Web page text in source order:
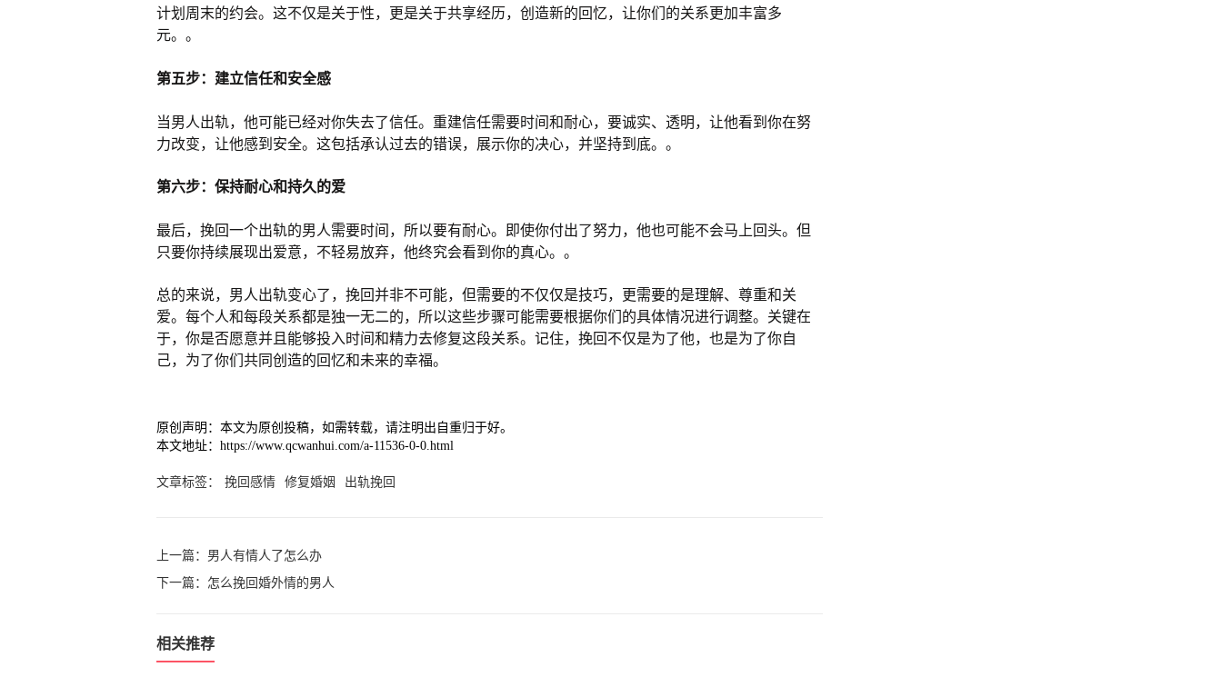
计划周末的约会。这不仅是关于性，更是关于共享经历，创造新的回忆，让你们的关系更加丰富多
元。。
第五步：建立信任和安全感
当男人出轨，他可能已经对你失去了信任。重建信任需要时间和耐心，要诚实、透明，让他看到你在努
力改变，让他感到安全。这包括承认过去的错误，展示你的决心，并坚持到底。。
第六步：保持耐心和持久的爱
最后，挽回一个出轨的男人需要时间，所以要有耐心。即使你付出了努力，他也可能不会马上回头。但
只要你持续展现出爱意，不轻易放弃，他终究会看到你的真心。。
总的来说，男人出轨变心了，挽回并非不可能，但需要的不仅仅是技巧，更需要的是理解、尊重和关
爱。每个人和每段关系都是独一无二的，所以这些步骤可能需要根据你们的具体情况进行调整。关键在
于，你是否愿意并且能够投入时间和精力去修复这段关系。记住，挽回不仅是为了他，也是为了你自
己，为了你们共同创造的回忆和未来的幸福。
原创声明：本文为原创投稿，如需转载，请注明出自重归于好。
本文地址：https://www.qcwanhui.com/a-11536-0-0.html
文章标签： 挽回感情 修复婚姻 出轨挽回
上一篇： 男人有情人了怎么办
下一篇： 怎么挽回婚外情的男人
相关推荐